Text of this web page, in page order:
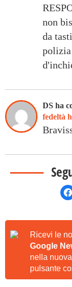
non
da
polizia
DS ha
fedeltà
Ricevi le
Google
nella
pulsante